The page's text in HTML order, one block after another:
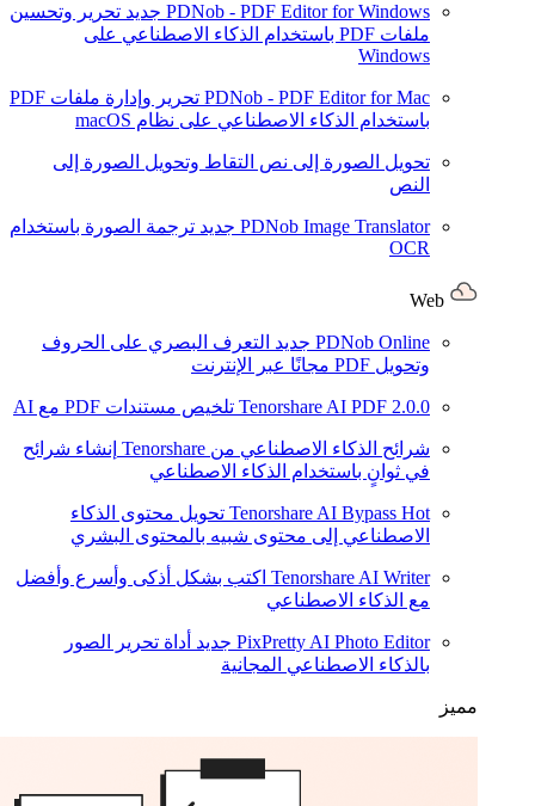
PDNob - PDF Editor for Windows جديد تحرير وتحسين
ملفات PDF باستخدام الذكاء الاصطناعي على
Windows
PDNob - PDF Editor for Mac
تحرير وإدارة ملفات PDF
باستخدام الذكاء الاصطناعي على نظام macOS
تحويل الصورة إلى نص التقاط وتحويل الصورة إلى
النص
PDNob Image Translator جديد ترجمة الصورة باستخدام
OCR
PDNob Online جديد التعرف البصري على الحروف
وتحويل PDF مجانًا عبر الإنترنت
Tenorshare AI PDF 2.0.0 تلخيص مستندات PDF مع AI
شرائح الذكاء الاصطناعي من Tenorshare
إنشاء شرائح
في ثوانٍ باستخدام الذكاء الاصطناعي
Tenorshare AI Bypass Hot
تحويل محتوى الذكاء
الاصطناعي إلى محتوى شبيه بالمحتوى البشري
Tenorshare AI Writer اكتب بشكل أذكى وأسرع وأفضل
مع الذكاء الاصطناعي
PixPretty AI Photo Editor جديد أداة تحرير الصور
بالذكاء الاصطناعي المجانية
مميز